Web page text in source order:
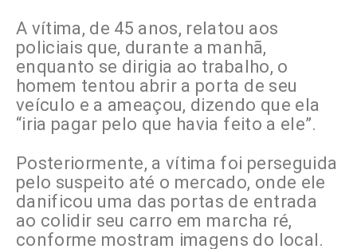
A vítima, de 45 anos, relatou aos
policiais que, durante a manhã,
enquanto se dirigia ao trabalho, o
homem tentou abrir a porta de seu
veículo e a ameaçou, dizendo que ela
“iria pagar pelo que havia feito a ele”.
Posteriormente, a vítima foi perseguida
pelo suspeito até o mercado, onde ele
danificou uma das portas de entrada
ao colidir seu carro em marcha ré,
conforme mostram imagens do local.